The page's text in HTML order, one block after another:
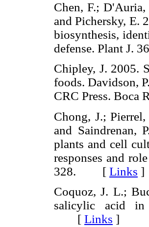
Chen, F.;
and Pichersky, E.
biosynthesis,
defense. Plant
Chipley, J. 2005.
foods. Davidson,
CRC Press.
Chong, J.;
and Saindrenan,
plants and cell
responses and
328. [ Links ]
Coquoz, J. L.;
salicylic acid in
[ Links ]